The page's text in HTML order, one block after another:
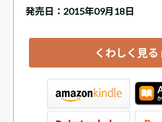
発売日：2015年09月18日
くわしく見る